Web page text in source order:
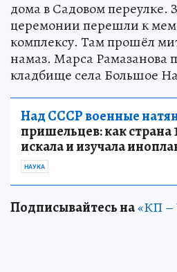
дома в Садовом переулке.
церемонии перешли к
комплексу. Там прошёл
намаз. Марса Рамазанова
кладбище села Большое
Над СССР военные
пришельцев: как страна
искала и изучала
НАУКА
Подписывайтесь на«КП –